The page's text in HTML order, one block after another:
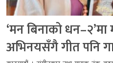
‘मन बिनाको
अभिनयसँगै गीत पनि